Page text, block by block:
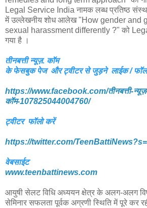
Legal Service India नामक लब्ध प्रतिष्ठ
में उल्लेखनीय शोध आलेख "How gender and
sexual harassment differently ?" को
गया है ।
तीनबत्ती न्यूज़. कॉम
के फेसबुक पेज और ट्वीटर से जुड़ने लाईक /
https://www.facebook.com/तीनबत्ती-
कॉम-107825044004760/
ट्वीटर फॉलो करें
https://twitter.com/
वेबसाईट
www.teenbattinews.com
आयुषी सेलट विधि अध्ययन क्षेत्र के अलग-अलग
सेमिनार सफलता पूर्वक अग्रणी स्थिति में पूरे कर